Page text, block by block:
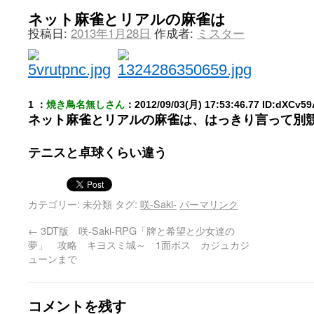
ネット麻雀とリアルの麻雀は
投稿日: 2013年1月28日 作成者: ミスター
1 ： 焼き鳥名無しさん ：2012/09/03(月) 17:53:46.77
ネット麻雀とリアルの麻雀は、はっきり言って別
テニスと卓球くらい違う
カテゴリー: 未分類 タグ: 咲-Saki- パーマリンク
← 3DT版 咲-Saki-RPG「牌と希望と少女達の
夢」 攻略 キヨスミ城～ 1面ボス カジュカジ
ューンまで
コメントを残す